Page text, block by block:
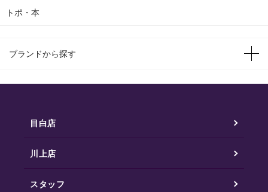
トポ・本
ブランドから探す
目白店
川上店
スタッフ